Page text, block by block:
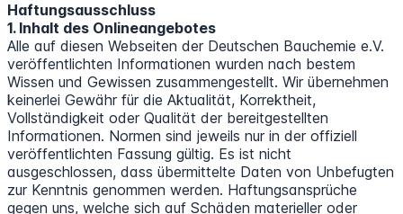
Haftungsausschluss
1. Inhalt des Onlineangebotes
Alle auf diesen Webseiten der Deutschen Bauchemie e.V.
veröffentlichten Informationen wurden nach bestem
Wissen und Gewissen zusammengestellt. Wir übernehmen
keinerlei Gewähr für die Aktualität, Korrektheit,
Vollständigkeit oder Qualität der bereitgestellten
Informationen. Normen sind jeweils nur in der offiziell
veröffentlichten Fassung gültig. Es ist nicht
ausgeschlossen, dass übermittelte Daten von Unbefugten
zur Kenntnis genommen werden. Haftungsansprüche
gegen uns, welche sich auf Schäden materieller oder